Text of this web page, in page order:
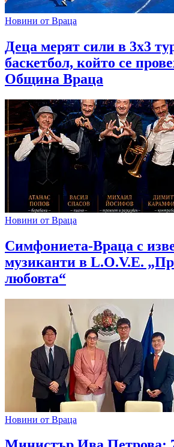
Новини от Враца
Деца мерят сили в 3х3
баскетбол, който се
Община Враца
Новини от Враца
Симфониета-Враца с
музиканти в L.O.V.E.
любовта“
Новини от Враца